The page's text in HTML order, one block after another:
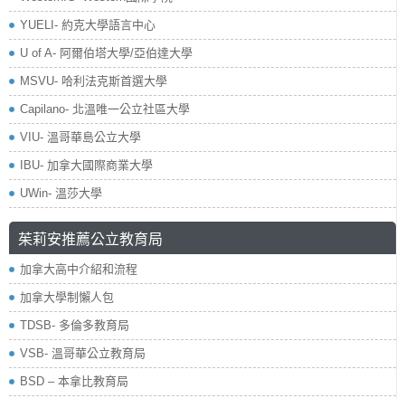
YUELI- 約克大學語言中心
U of A- 阿爾伯塔大學/亞伯達大學
MSVU- 哈利法克斯首選大學
Capilano- 北溫唯一公立社區大學
VIU- 溫哥華島公立大學
IBU- 加拿大國際商業大學
UWin- 溫莎大學
茱莉安推薦公立教育局
加拿大高中介紹和流程
加拿大學制懶人包
TDSB- 多倫多教育局
VSB- 溫哥華公立教育局
BSD – 本拿比教育局